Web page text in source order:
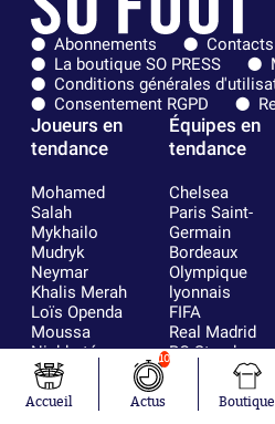
Abonnements
Contacts
La boutique SO PRESS
Conditions générales
Consentement RGPD
Joueurs en
tendance
Mohamed
Salah
Mykhailo
Mudryk
Neymar
Khalis Merah
Loïs Openda
Moussa
Niakhaté
Nicolás
Tagliafico
Pavel Šulc
Équipes en
tendance
Chelsea
Paris Saint-
Germain
Bordeaux
Olympique
lyonnais
FIFA
Real Madrid
RC Strasbourg
AC Milan
RC Lens
Accueil
10
Actus Boutique